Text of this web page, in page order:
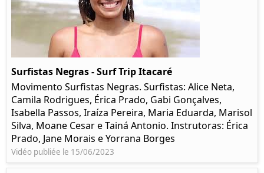
Surfistas Negras - Surf Trip Itacaré
Movimento Surfistas Negras. Surfistas: Alice Neta,
Camila Rodrigues, Érica Prado, Gabi Gonçalves,
Isabella Passos, Iraíza Pereira, Maria Eduarda, Marisol
Silva, Moane Cesar e Tainá Antonio. Instrutoras: Érica
Prado, Jane Morais e Yorrana Borges
Vidéo publiée le 15/06/2023